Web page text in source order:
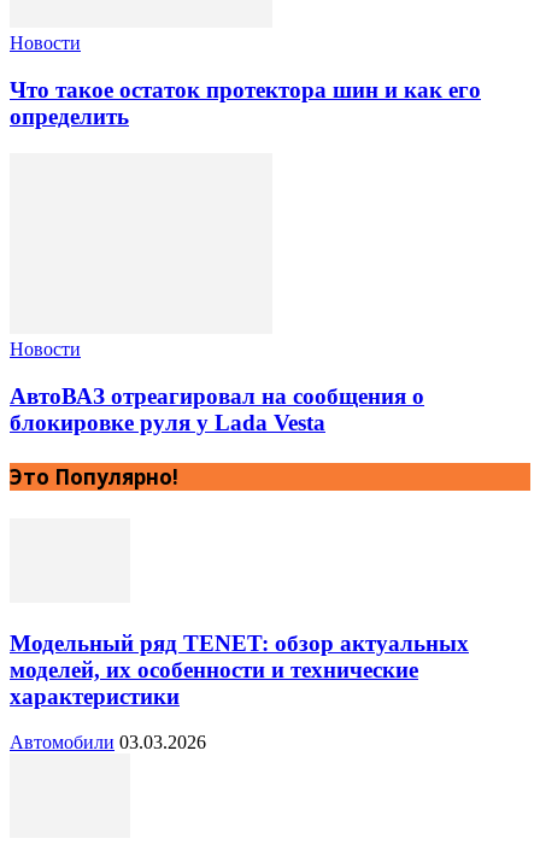
Новости
Что такое остаток протектора шин и как его
определить
Новости
АвтоВАЗ отреагировал на сообщения о
блокировке руля у Lada Vesta
Это Популярно!
Модельный ряд TENET: обзор актуальных
моделей, их особенности и технические
характеристики
Автомобили 03.03.2026